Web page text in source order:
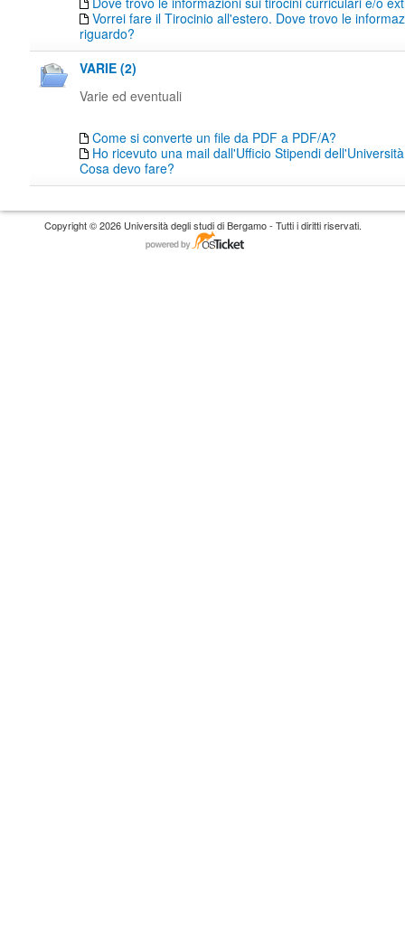
Vorrei fare il Tirocinio all'estero. Dove trovo le
riguardo?
VARIE (2)
Varie ed eventuali
Come si converte un file da PDF a PDF/A?
Ho ricevuto una mail dall'Ufficio Stipendi
Cosa devo fare?
Copyright © 2026 Università degli studi di Bergamo - Tutti i diritti riservati.